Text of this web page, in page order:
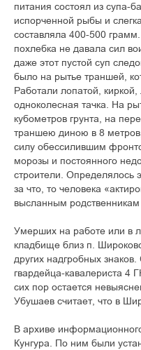
питания состоял из супа-
испорченной рыбы и
составляла 400-500
похлебка не давала сил
даже этот пустой суп
было на рытье траншей,
Работали лопатой,
одноколесная тачка. На
кубометров грунта, на
траншею диною в 8
силу обессилившим
морозы и постоянного
строители. Определялось
за что, то человека
высланным
Умерших на работе или в
кладбище близ п.
других надгробных
гвардейца-кавалериста 4
сих пор остается
Убушаев считает, что в
В архиве
Кунгура. По ним были